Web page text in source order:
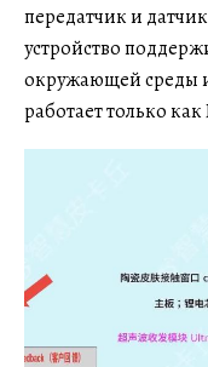
передатчик и
устройство
окружающей среды
работает только